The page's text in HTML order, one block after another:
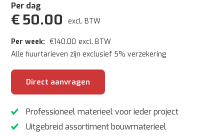
Per dag
€50.00 excl. BTW
Per week: €140.00 excl. BTW
Alle huurtarieven zijn exclusief 5% verzekering
Direct aanvragen
Professioneel materieel voor ieder project
Uitgebreid assortiment bouwmaterieel